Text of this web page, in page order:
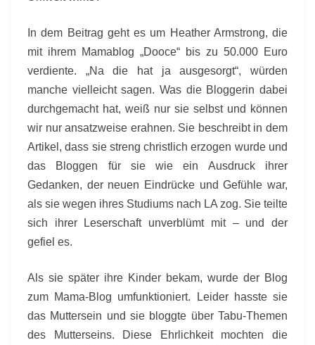
In dem Beitrag geht es um Heather Armstrong, die
mit ihrem Mamablog „Dooce“ bis zu 50.000 Euro
verdiente. „Na die hat ja ausgesorgt“, würden
manche vielleicht sagen. Was die Bloggerin dabei
durchgemacht hat, weiß nur sie selbst und können
wir nur ansatzweise erahnen. Sie beschreibt in dem
Artikel, dass sie streng christlich erzogen wurde und
das Bloggen für sie wie ein Ausdruck ihrer
Gedanken, der neuen Eindrücke und Gefühle war,
als sie wegen ihres Studiums nach LA zog. Sie teilte
sich ihrer Leserschaft unverblümt mit – und der
gefiel es.
Als sie später ihre Kinder bekam, wurde der Blog
zum Mama-Blog umfunktioniert. Leider hasste sie
das Muttersein und sie bloggte über Tabu-Themen
des Mutterseins. Diese Ehrlichkeit mochten die